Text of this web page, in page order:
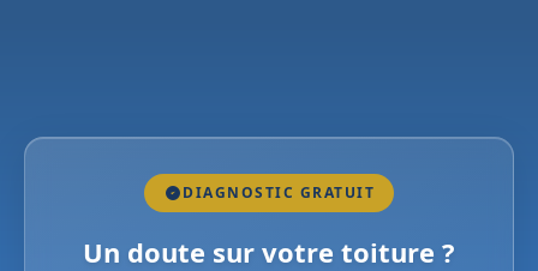
DIAGNOSTIC GRATUIT
Un doute sur votre toiture ?